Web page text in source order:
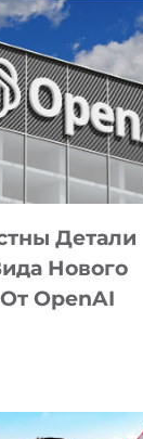
Детали
Нового
OpenAI